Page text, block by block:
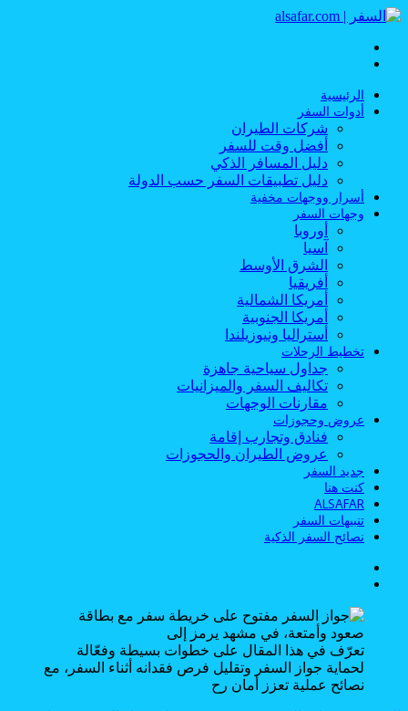
الرئيسية
أدوات السفر
شركات الطيران
أفضل وقت للسفر
دليل المسافر الذكي
دليل تطبيقات السفر حسب الدولة
أسرار ووجهات مخفية
وجهات السفر
أوروبا
آسيا
الشرق الأوسط
أفريقيا
أمريكا الشمالية
أمريكا الجنوبية
أستراليا ونيوزيلندا
تخطيط الرحلات
جداول سياحية جاهزة
تكاليف السفر والميزانيات
مقارنات الوجهات
عروض وحجوزات
فنادق وتجارب إقامة
عروض الطيران والحجوزات
جديد السفر
كنت هنا
ALSAFAR
تنبيهات السفر
نصائح السفر الذكية
تعرّف في هذا المقال على خطوات بسيطة وفعّالة
لحماية جواز السفر وتقليل فرص فقدانه أثناء السفر، مع
نصائح عملية تعزز أمان رح